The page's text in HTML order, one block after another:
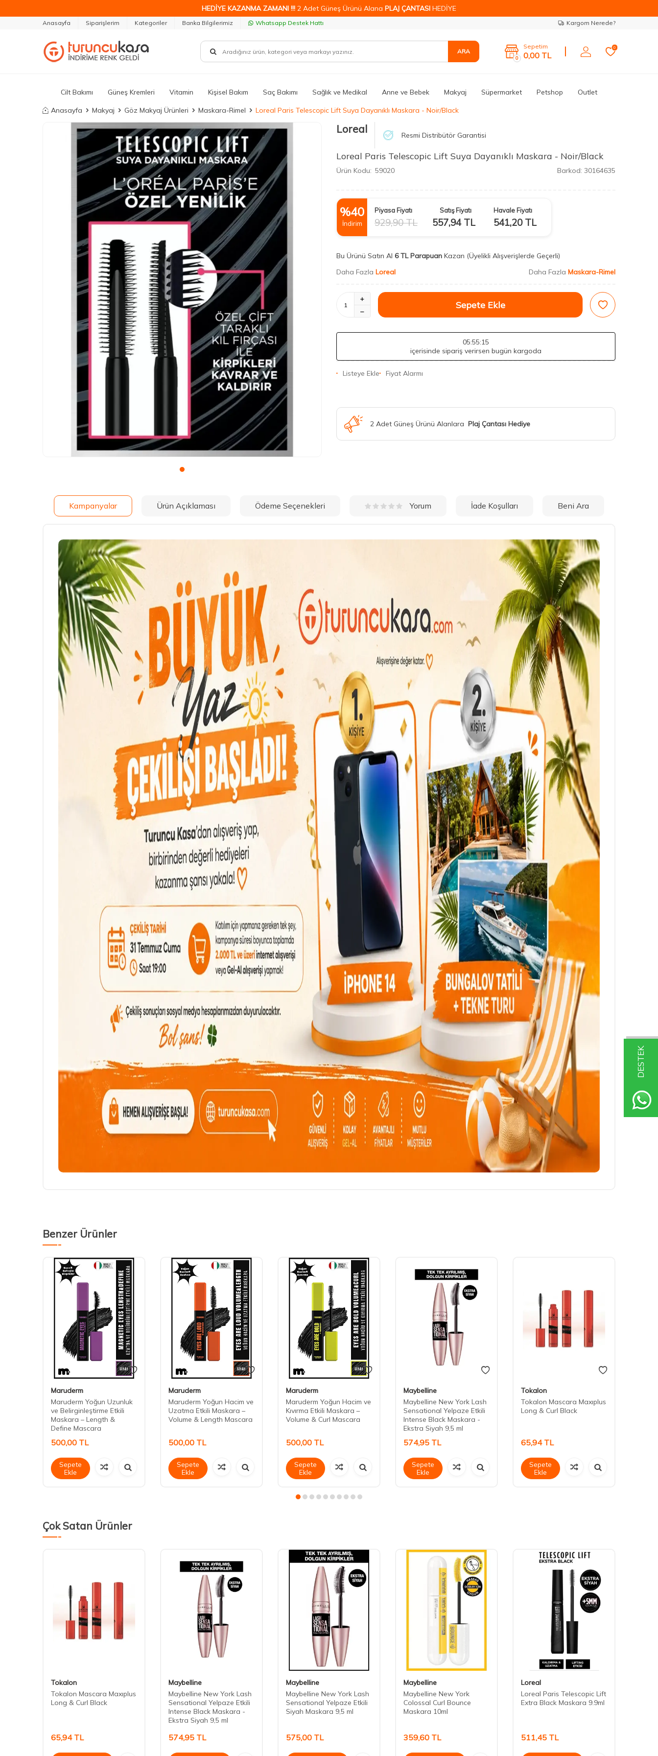
DESTEK
HEDİYE KAZANMA ZAMANI !!! 2 Adet Güneş Ürünü Alana PLAJ ÇANTASI HEDİYE
Anasayfa Siparişlerim Kategoriler Banka Bilgilerimiz Whatsapp Destek Hattı Kargom Nerede?
ARA
0
Sepetim
0,00 TL
0
Cilt Bakımı Güneş Kremleri Vitamin Kişisel Bakım Saç Bakımı Sağlık ve Medikal Anne ve Bebek Makyaj Süpermarket Petshop Outlet
Anasayfa Makyaj Göz Makyaj Ürünleri Maskara-Rimel Loreal Paris Telescopic Lift Suya Dayanıklı Maskara - Noir/Black
Loreal Resmi Distribütör Garantisi
Loreal Paris Telescopic Lift Suya Dayanıklı Maskara - Noir/Black
Ürün Kodu: 59020 Barkod: 30164635
%40
İndirim
Piyasa Fiyatı
929,90TL
Satış Fiyatı
557,94TL
Havale Fiyatı
541,20TL
Bu Ürünü Satın Al 6 TL Parapuan Kazan (Üyelikli Alışverişlerde Geçerli)
Daha Fazla Loreal Daha Fazla Maskara-Rimel
Sepete Ekle
05:55:13
içerisinde sipariş verirsen bugün kargoda
Listeye Ekle Fiyat Alarmı
2 Adet Güneş Ürünü Alanlara Plaj Çantası Hediye
Kampanyalar Ürün Açıklaması Ödeme Seçenekleri Yorum İade Koşulları Beni Ara
Benzer Ürünler
Maruderm
Maruderm Yoğun Uzunluk
ve Belirginleştirme Etkili
Maskara – Length &
Define Mascara
500,00 TL
Sepete
Ekle
Maruderm
Maruderm Yoğun Hacim ve
Uzatma Etkili Maskara –
Volume & Length Mascara
500,00 TL
Sepete
Ekle
Maruderm
Maruderm Yoğun Hacim ve
Kıvırma Etkili Maskara –
Volume & Curl Mascara
500,00 TL
Sepete
Ekle
Maybelline
Maybelline New York Lash
Sensational Yelpaze Etkili
Intense Black Maskara -
Ekstra Siyah 9,5 ml
574,95 TL
Sepete
Ekle
Tokalon
Tokalon Mascara Maxıplus
Long & Curl Black
65,94TL
Sepete
Ekle
Çok Satan Ürünler
Tokalon
Tokalon Mascara Maxıplus
Long & Curl Black
65,94TL
Maybelline
Maybelline New York Lash
Sensational Yelpaze Etkili
Intense Black Maskara -
Ekstra Siyah 9,5 ml
574,95 TL
Maybelline
Maybelline New York Lash
Sensational Yelpaze Etkili
Siyah Maskara 9,5 ml
575,00 TL
Maybelline
Maybelline New York
Colossal Curl Bounce
Maskara 10ml
359,60 TL
Loreal
Loreal Paris Telescopic Lift
Extra Black Maskara 9.9ml
511,45 TL